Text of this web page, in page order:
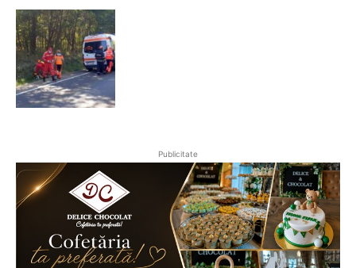
Publicitate